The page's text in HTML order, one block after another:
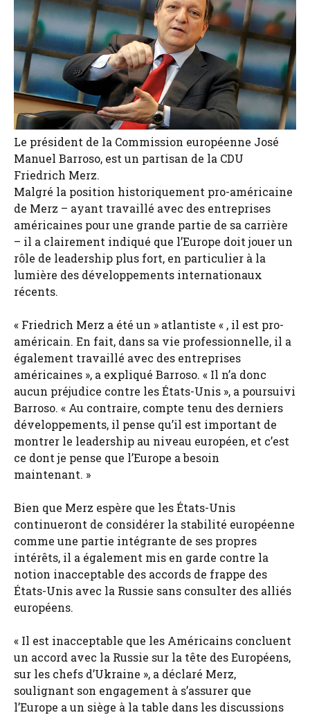
Le président de la Commission européenne José
Manuel Barroso, est un partisan de la CDU
Friedrich Merz.
Malgré la position historiquement pro-américaine
de Merz – ayant travaillé avec des entreprises
américaines pour une grande partie de sa carrière
– il a clairement indiqué que l’Europe doit jouer un
rôle de leadership plus fort, en particulier à la
lumière des développements internationaux
récents.
« Friedrich Merz a été un » atlantiste « , il est pro-
américain. En fait, dans sa vie professionnelle, il a
également travaillé avec des entreprises
américaines », a expliqué Barroso. « Il n’a donc
aucun préjudice contre les États-Unis », a poursuivi
Barroso. « Au contraire, compte tenu des derniers
développements, il pense qu’il est important de
montrer le leadership au niveau européen, et c’est
ce dont je pense que l’Europe a besoin
maintenant. »
Bien que Merz espère que les États-Unis
continueront de considérer la stabilité européenne
comme une partie intégrante de ses propres
intérêts, il a également mis en garde contre la
notion inacceptable des accords de frappe des
États-Unis avec la Russie sans consulter des alliés
européens.
« Il est inacceptable que les Américains concluent
un accord avec la Russie sur la tête des Européens,
sur les chefs d’Ukraine », a déclaré Merz,
soulignant son engagement à s’assurer que
l’Europe a un siège à la table dans les discussions